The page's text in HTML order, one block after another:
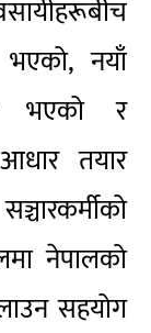
नयाँ
भएको र
तयार
नेपालको
सहयोग